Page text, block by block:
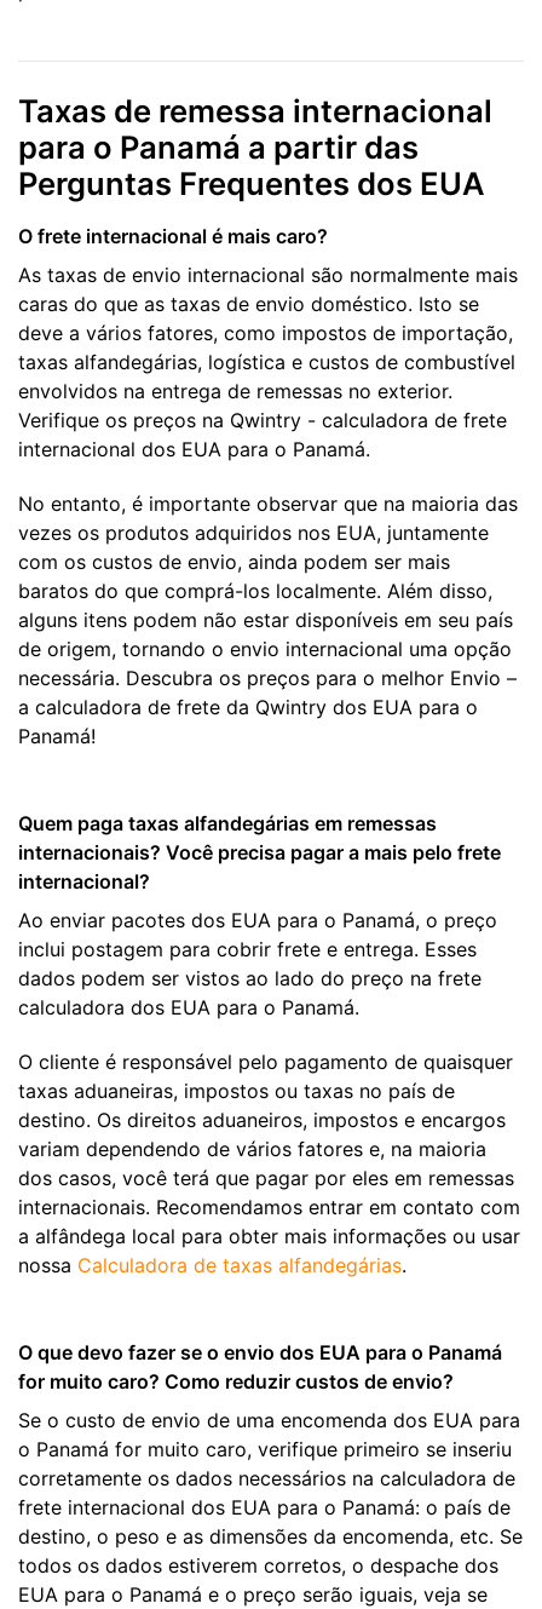
Taxas de remessa internacional
para o Panamá a partir das
Perguntas Frequentes dos EUA
O frete internacional é mais caro?
As taxas de envio internacional são normalmente mais
caras do que as taxas de envio doméstico. Isto se
deve a vários fatores, como impostos de importação,
taxas alfandegárias, logística e custos de combustível
envolvidos na entrega de remessas no exterior.
Verifique os preços na Qwintry - calculadora de frete
internacional dos EUA para o Panamá.
No entanto, é importante observar que na maioria das
vezes os produtos adquiridos nos EUA, juntamente
com os custos de envio, ainda podem ser mais
baratos do que comprá-los localmente. Além disso,
alguns itens podem não estar disponíveis em seu país
de origem, tornando o envio internacional uma opção
necessária. Descubra os preços para o melhor Envio –
a calculadora de frete da Qwintry dos EUA para o
Panamá!
Quem paga taxas alfandegárias em remessas
internacionais? Você precisa pagar a mais pelo frete
internacional?
Ao enviar pacotes dos EUA para o Panamá, o preço
inclui postagem para cobrir frete e entrega. Esses
dados podem ser vistos ao lado do preço na frete
calculadora dos EUA para o Panamá.
O cliente é responsável pelo pagamento de quaisquer
taxas aduaneiras, impostos ou taxas no país de
destino. Os direitos aduaneiros, impostos e encargos
variam dependendo de vários fatores e, na maioria
dos casos, você terá que pagar por eles em remessas
internacionais. Recomendamos entrar em contato com
a alfândega local para obter mais informações ou usar
nossa Calculadora de taxas alfandegárias.
O que devo fazer se o envio dos EUA para o Panamá
for muito caro? Como reduzir custos de envio?
Se o custo de envio de uma encomenda dos EUA para
o Panamá for muito caro, verifique primeiro se inseriu
corretamente os dados necessários na calculadora de
frete internacional dos EUA para o Panamá: o país de
destino, o peso e as dimensões da encomenda, etc. Se
todos os dados estiverem corretos, o despache dos
EUA para o Panamá e o preço serão iguais, veja se